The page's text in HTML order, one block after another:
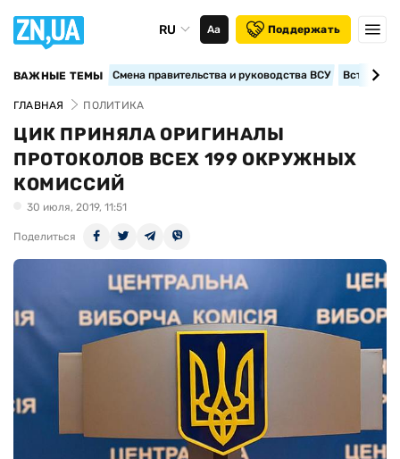
RU Аа Поддержать
ВАЖНЫЕ ТЕМЫ Смена правительства и руководства ВСУ
ГЛАВНАЯ ПОЛИТИКА
ЦИК ПРИНЯЛА ОРИГИНАЛЫ
ПРОТОКОЛОВ ВСЕХ 199 ОКРУЖНЫХ
КОМИССИЙ
30 июля, 2019, 11:51
Поделиться